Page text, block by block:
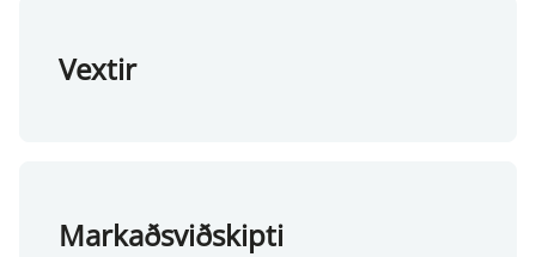
Vextir
Markaðsviðskipti